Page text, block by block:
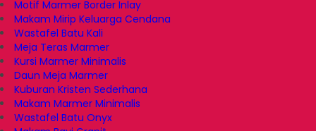
Motif Marmer Border Inlay
Makam Mirip Keluarga Cendana
Wastafel Batu Kali
Meja Teras Marmer
Kursi Marmer Minimalis
Daun Meja Marmer
Kuburan Kristen Sederhana
Makam Marmer Minimalis
Wastafel Batu Onyx